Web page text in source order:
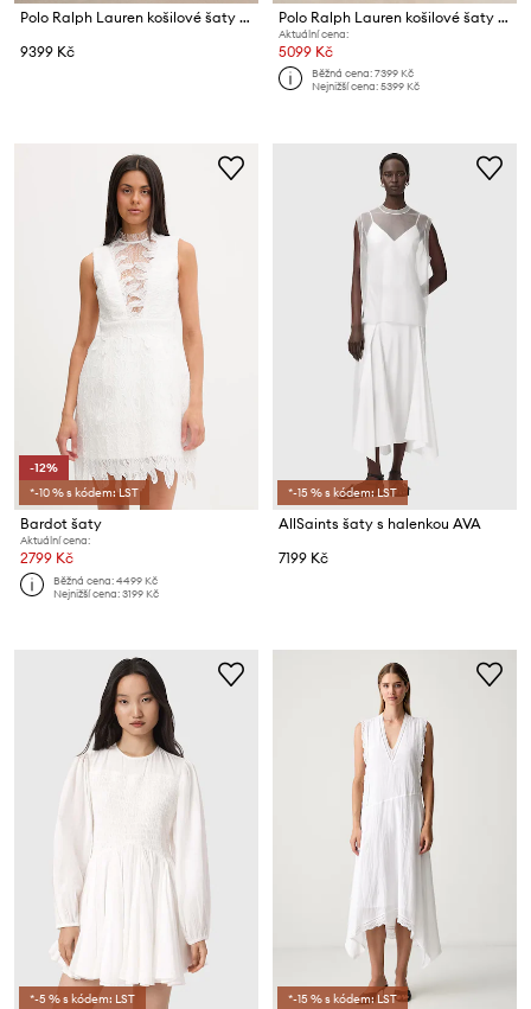
Polo Ralph Lauren košilové šaty lněné
9399 Kč
Polo Ralph Lauren košilové šaty bavlněné MW CTN PW-WVN-DRESSES
Aktuální cena:
5099 Kč
Běžná cena:7399 Kč
Nejnižší cena:5399 Kč
-12%
*-10 % s kódem: LST
Bardot šaty
Aktuální cena:
2799 Kč
Běžná cena:4499 Kč
Nejnižší cena:3199 Kč
*-15 % s kódem: LST
AllSaints šaty s halenkou AVA
7199 Kč
*-5 % s kódem: LST *-15 % s kódem: LST